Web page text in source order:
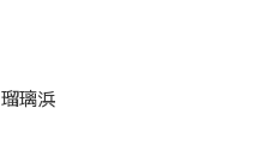
璃浜